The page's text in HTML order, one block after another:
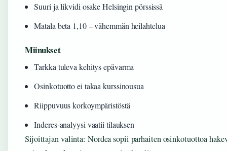
Suuri ja likvidi osake Helsingin pörssissä
Matala beta 1,10 – vähemmän heilahtelua
Miinukset
Tarkka tuleva kehitys epävarma
Osinkotuotto ei takaa kurssinousua
Riippuvuus korkoympäristöstä
Inderes-analyysi vaatii tilauksen
Sijoittajan valinta: Nordea sopii parhaiten osinkotuottoa